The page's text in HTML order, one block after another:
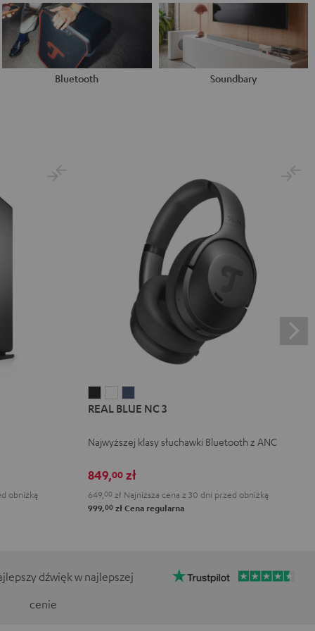
Bluetooth Soundbary
obniżką
BLUE
3
Black
BLUE
3
White
BLUE
3
Blue
REAL BLUE NC 3
Najwyższej klasy słuchawki Bluetooth z ANC
849,00zł
649, 00zł Najniższa cena z 30 dni przed obniżką
999,00złCena regularna
dźwięk w najlepszej
cenie